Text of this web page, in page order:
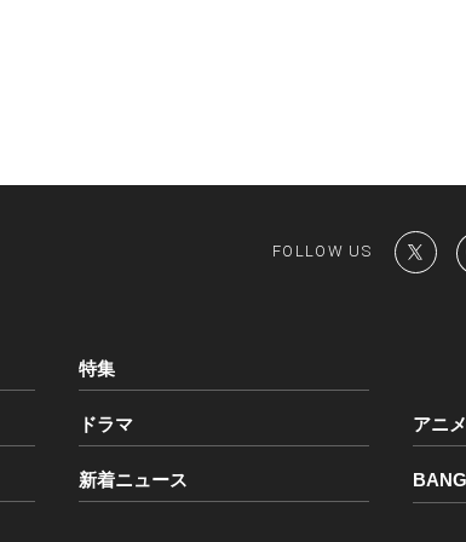
FOLLOW US
特集
ドラマ アニメ
新着ニュース